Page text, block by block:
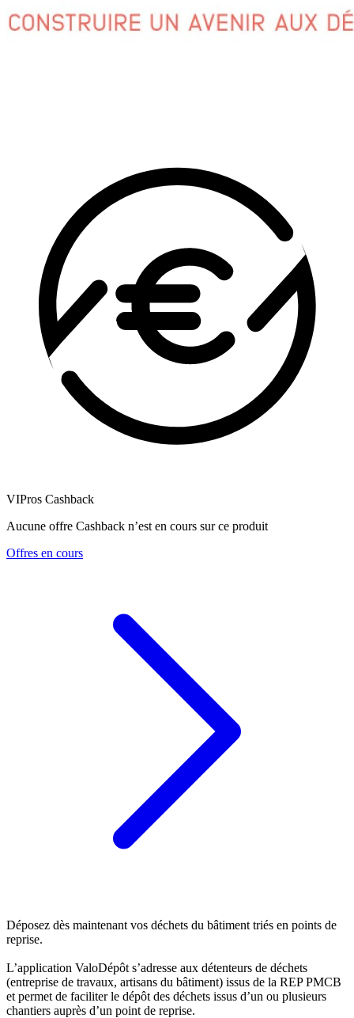
VIPros Cashback
Aucune offre Cashback n’est en cours sur ce produit
Offres en cours
Déposez dès maintenant vos déchets du bâtiment triés en points de
reprise.
L’application ValoDépôt s’adresse aux détenteurs de déchets
(entreprise de travaux, artisans du bâtiment) issus de la REP PMCB
et permet de faciliter le dépôt des déchets issus d’un ou plusieurs
chantiers auprès d’un point de reprise.